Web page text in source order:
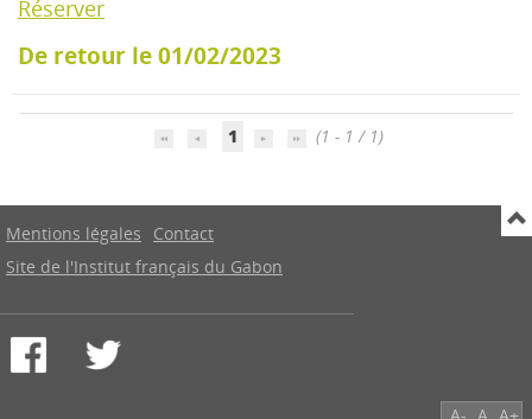
Réserver
De retour le 01/02/2023
1 (1 - 1 / 1)
Mentions légales
Contact
Site de l'Institut français du Gabon